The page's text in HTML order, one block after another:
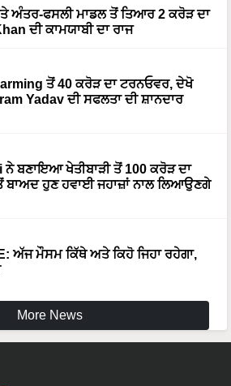
ਅੰਤਰ-ਫਸਲੀ ਮਾਡਲ ਤੋਂ ਤਿਆਰ 2 ਕਰੋੜ ਦਾ
ਦੀ ਕਾਮਯਾਬੀ ਦਾ ਰਾਜ
ਤੋਂ 40 ਕਰੋੜ ਦਾ ਟਰਨਓਵਰ, ਦੇਖੋ
Yadav ਦੀ ਸਫਲਤਾ ਦੀ ਸ਼ਾਨਦਾਰ
ਨੇ ਬਣਾਇਆ ਖੇਤੀਬਾੜੀ ਤੋਂ 100 ਕਰੋੜ ਦਾ
ਬਾਅਦ ਹੁਣ ਹਵਾਈ ਜਹਾਜ਼ਾਂ ਨਾਲ ਲਿਆਉਣਗੇ
ਅੱਜ ਮੌਸਮ ਕਿੱਥੇ ਅਤੇ ਕਿਹੋ ਜਿਹਾ ਰਹੇਗਾ,
More News